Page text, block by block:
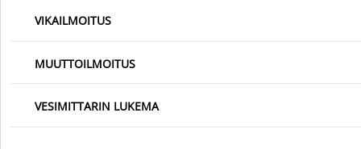
VIKAILMOITUS
MUUTTOILMOITUS
VESIMITTARIN LUKEMA